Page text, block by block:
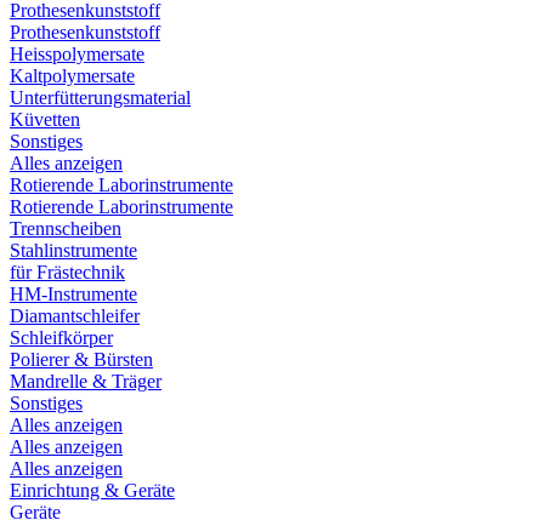
Prothesenkunststoff
Prothesenkunststoff
Heisspolymersate
Kaltpolymersate
Unterfütterungsmaterial
Küvetten
Sonstiges
Alles anzeigen
Rotierende Laborinstrumente
Rotierende Laborinstrumente
Trennscheiben
Stahlinstrumente
für Frästechnik
HM-Instrumente
Diamantschleifer
Schleifkörper
Polierer & Bürsten
Mandrelle & Träger
Sonstiges
Alles anzeigen
Alles anzeigen
Alles anzeigen
Einrichtung & Geräte
Geräte